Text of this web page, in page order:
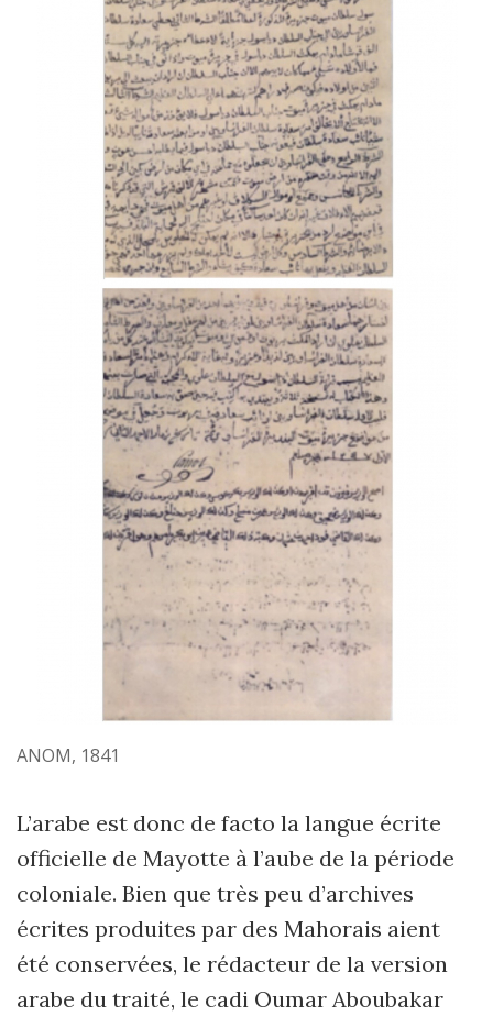
ANOM, 1841
L’arabe est donc de facto la langue écrite
officielle de Mayotte à l’aube de la période
coloniale. Bien que très peu d’archives
écrites produites par des Mahorais aient
été conservées, le rédacteur de la version
arabe du traité, le cadi Oumar Aboubakar